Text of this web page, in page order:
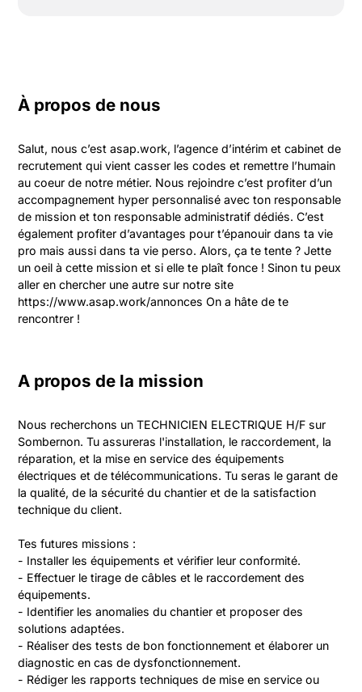
À propos de nous
Salut, nous c’est asap.work, l’agence d’intérim et cabinet de
recrutement qui vient casser les codes et remettre l’humain
au coeur de notre métier. Nous rejoindre c’est profiter d’un
accompagnement hyper personnalisé avec ton responsable
de mission et ton responsable administratif dédiés. C’est
également profiter d’avantages pour t’épanouir dans ta vie
pro mais aussi dans ta vie perso. Alors, ça te tente ? Jette
un oeil à cette mission et si elle te plaît fonce ! Sinon tu peux
aller en chercher une autre sur notre site
https://www.asap.work/annonces On a hâte de te
rencontrer !
A propos de la mission
Nous recherchons un TECHNICIEN ELECTRIQUE H/F sur
Sombernon. Tu assureras l'installation, le raccordement, la
réparation, et la mise en service des équipements
électriques et de télécommunications. Tu seras le garant de
la qualité, de la sécurité du chantier et de la satisfaction
technique du client.
Tes futures missions :
- Installer les équipements et vérifier leur conformité.
- Effectuer le tirage de câbles et le raccordement des
équipements.
- Identifier les anomalies du chantier et proposer des
solutions adaptées.
- Réaliser des tests de bon fonctionnement et élaborer un
diagnostic en cas de dysfonctionnement.
- Rédiger les rapports techniques de mise en service ou